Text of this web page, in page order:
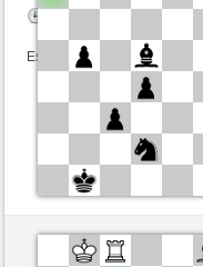
Tiempo: 12 minutes/
Esta partida es por puntos
Blancas
blackwins
Negras